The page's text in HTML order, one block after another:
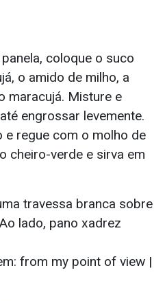
coloque o suco
o amido de milho, a
maracujá. Misture e
engrossar levemente.
regue com o molho de
cheiro-verde e sirva em
from my point of view |